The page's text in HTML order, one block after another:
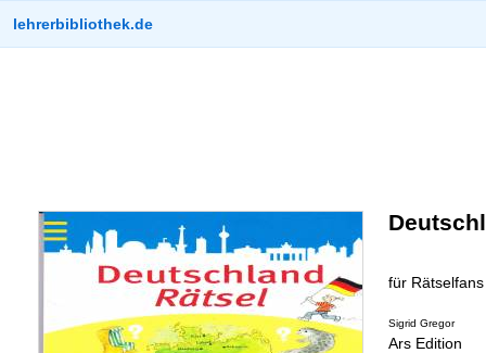
lehrerbibliothek.de
für
Sigrid Gregor
Ars Edition